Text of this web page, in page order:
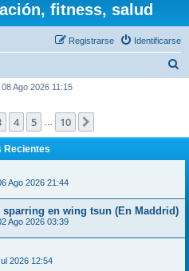
fitness, salud
Identificarse
Registrarse
a
r
Ago 2026 11:15
10
4 5 10
Recientes
Ago 2026 21:44
en wing tsun (En Maddrid)
Ago 2026 03:39
2026 12:54